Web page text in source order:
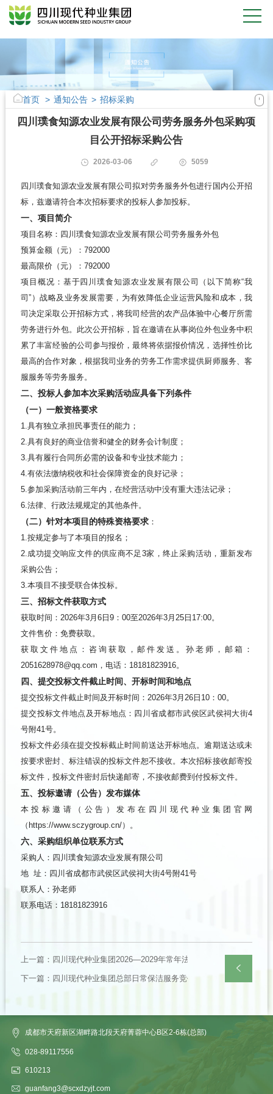
首页 > 通知公告> 招标采购
四川璞食知源农业发展有限公司劳务服务外包采购项
目公开招标采购公告
2026-03-06 5059
四川璞食知源农业发展有限公司拟对劳务服务外包进行国内公开招
标，兹邀请符合本次招标要求的投标人参加投标。
一、项目简介
项目名称：四川璞食知源农业发展有限公司劳务服务外包
预算金额（元）：792000
最高限价（元）：792000
项目概况：基于四川璞食知源农业发展有限公司（以下简称“我
司”）战略及业务发展需要，为有效降低企业运营风险和成本，我
司决定采取公开招标方式，将我司经营的农产品体验中心餐厅所需
劳务进行外包。此次公开招标，旨在邀请在从事岗位外包业务中积
累了丰富经验的公司参与报价，最终将依据报价情况，选择性价比
最高的合作对象，根据我司业务的劳务工作需求提供厨师服务、客
服服务等劳务服务。
二、投标人参加本次采购活动应具备下列条件
（一）一般资格要求
1.具有独立承担民事责任的能力；
2.具有良好的商业信誉和健全的财务会计制度；
3.具有履行合同所必需的设备和专业技术能力；
4.有依法缴纳税收和社会保障资金的良好记录；
5.参加采购活动前三年内，在经营活动中没有重大违法记录；
6.法律、行政法规规定的其他条件。
（二）针对本项目的特殊资格要求：
1.按规定参与了本项目的报名；
2.成功提交响应文件的供应商不足3家，终止采购活动，重新发布
采购公告；
3.本项目不接受联合体投标。
三、招标文件获取方式
获取时间：2026年3月6日9：00至2026年3月25日17:00。
文件售价：免费获取。
获取文件地点：咨询获取，邮件发送。孙老师，邮箱：
2051628978@qq.com，电话：18181823916。
四、提交投标文件截止时间、开标时间和地点
提交投标文件截止时间及开标时间：2026年3月26日10：00。
提交投标文件地点及开标地点：四川省成都市武侯区武侯祠大街4
号附41号。
投标文件必须在提交投标截止时间前送达开标地点。逾期送达或未
按要求密封、标注错误的投标文件恕不接收。本次招标接收邮寄投
标文件，投标文件密封后快递邮寄，不接收邮费到付投标文件。
五、投标邀请（公告）发布媒体
本投标邀请（公告）发布在四川现代种业集团官网
（https://www.sczygroup.cn/）。
六、采购组织单位联系方式
采购人：四川璞食知源农业发展有限公司
地 址：四川省成都市武侯区武侯祠大街4号附41号
联系人：孙老师
联系电话：18181823916
上一篇：四川现代种业集团2026—2029年常年法律顾问服务采购项目公
下一篇：四川现代种业集团总部日常保洁服务竞价采购公告
列表
成都市天府新区湖畔路北段天府菁蓉中心B区2-6栋(总部)
028-89117556
610213
guanfang3@scxdzyjt.com